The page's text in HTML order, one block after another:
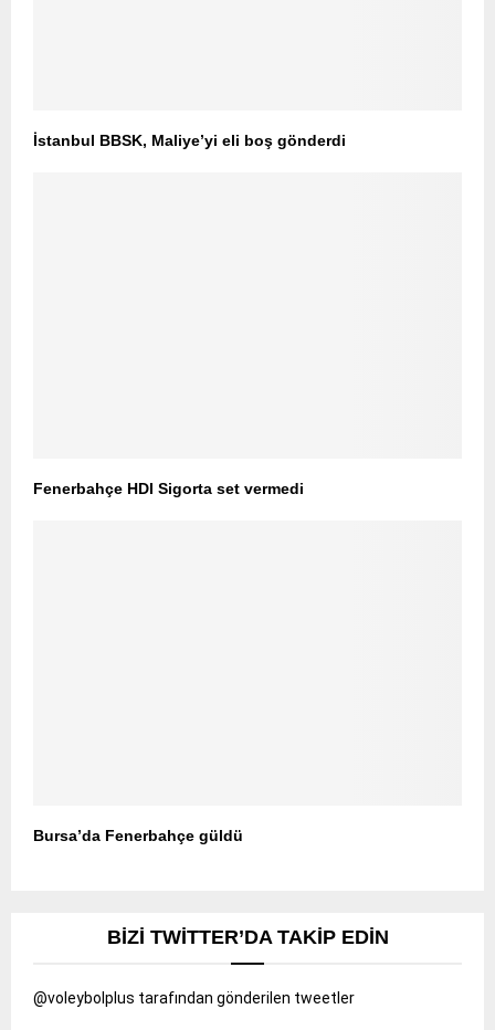
İstanbul BBSK, Maliye’yi eli boş gönderdi
Fenerbahçe HDI Sigorta set vermedi
Bursa’da Fenerbahçe güldü
BIZI TWITTER’DA TAKIP EDIN
@voleybolplus tarafından gönderilen tweetler